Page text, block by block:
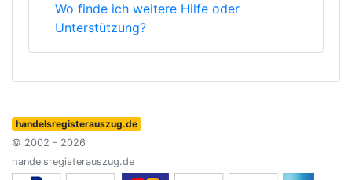
Wo finde ich weitere Hilfe oder
Unterstützung?
handelsregisterauszug.de
© 2002 - 2026
handelsregisterauszug.de